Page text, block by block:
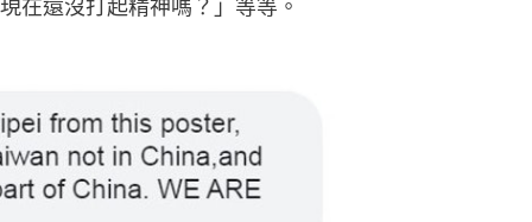
在還沒打起精神嗎？」等等。